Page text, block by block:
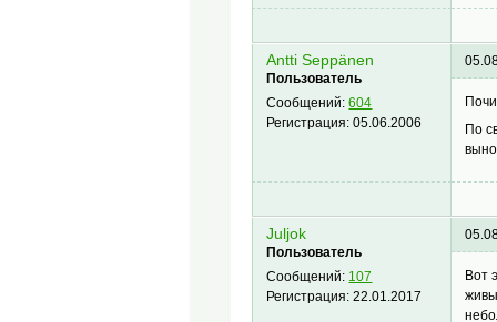
Antti Seppänen
Пользователь
Сообщений:604
Регистрация:05.06.2006
По
Juljok
Пользователь
Сообщений: 107
Регистрация:22.01.2017
Вот